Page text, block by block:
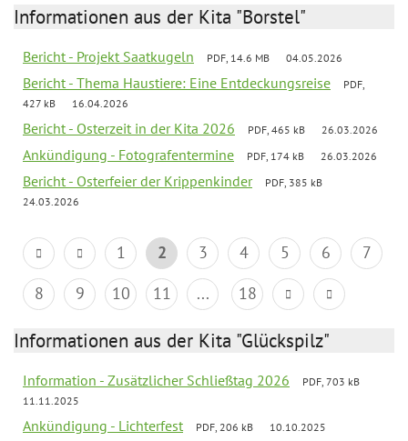
Informationen aus der Kita "Borstel"
Bericht - Projekt Saatkugeln PDF, 14.6 MB 04.05.2026
Bericht - Thema Haustiere: Eine Entdeckungsreise
PDF,
427 kB
16.04.2026
Bericht - Osterzeit in der Kita 2026 PDF, 465 kB 26.03.2026
Ankündigung - Fotografentermine PDF, 174 kB 26.03.2026
Bericht - Osterfeier der Krippenkinder
PDF, 385 kB
24.03.2026
1 2 3 4 5 6
7
8
9 10 11 ... 18
Informationen aus der Kita "Glückspilz"
Information - Zusätzlicher Schließtag 2026
PDF, 703 kB
11.11.2025
Ankündigung - Lichterfest PDF, 206 kB 10.10.2025